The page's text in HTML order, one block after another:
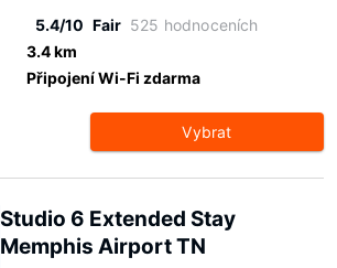
5.4/10 Fair 525 hodnoceních
3.4 km
Připojení Wi-Fi zdarma
Vybrat
Studio 6 Extended Stay
Memphis Airport TN